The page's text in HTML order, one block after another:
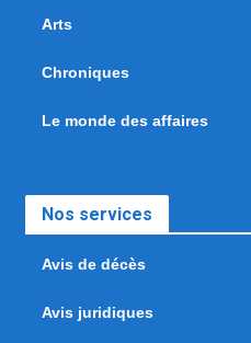
Arts
Chroniques
Le monde des affaires
Nos services
Avis de décès
Avis juridiques